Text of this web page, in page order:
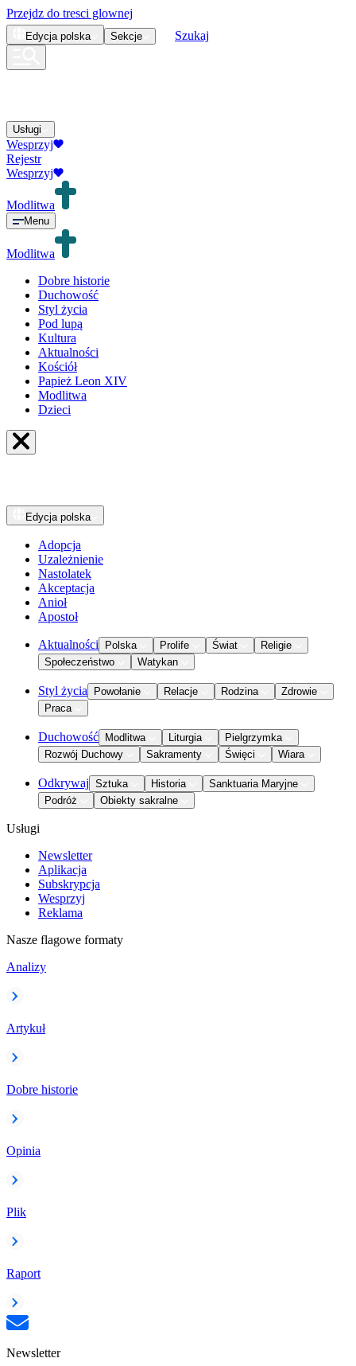
Przejdz do tresci glownej
Edycja polska Sekcje Szukaj
Usługi
Wesprzyj
Rejestr
Wesprzyj
Modlitwa
Menu
Modlitwa
Dobre historie
Duchowość
Styl życia
Pod lupą
Kultura
Aktualności
Kościół
Papież Leon XIV
Modlitwa
Dzieci
Edycja polska
Adopcja
Uzależnienie
Nastolatek
Akceptacja
Anioł
Apostoł
Aktualności Polska Prolife Świat
Religie
Społeczeństwo
Watykan
Styl życia Powołanie Relacje Rodzina
Zdrowie
Praca
Duchowość Modlitwa Liturgia
Pielgrzymka
Rozwój Duchowy
Sakramenty Święci Wiara
Odkrywaj Sztuka Historia
Sanktuaria Maryjne
Podróż
Obiekty sakralne
Usługi
Newsletter
Aplikacja
Subskrypcja
Wesprzyj
Reklama
Nasze flagowe formaty
Analizy
Artykuł
Dobre historie
Opinia
Plik
Raport
Newsletter